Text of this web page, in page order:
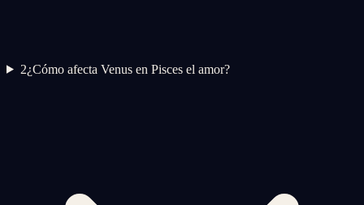
2¿Cómo afecta Venus en Pisces el amor?